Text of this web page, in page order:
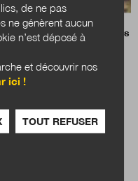
nationale des
de ne pas
ne génèrent aucun
n’est déposé à
et découvrir nos
ici !
TOUT REFUSER